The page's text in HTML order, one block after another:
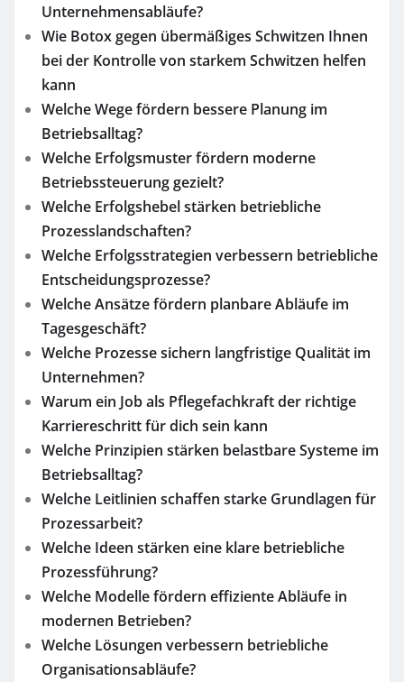
Unternehmensabläufe?
Wie Botox gegen übermäßiges Schwitzen Ihnen
bei der Kontrolle von starkem Schwitzen helfen
kann
Welche Wege fördern bessere Planung im
Betriebsalltag?
Welche Erfolgsmuster fördern moderne
Betriebssteuerung gezielt?
Welche Erfolgshebel stärken betriebliche
Prozesslandschaften?
Welche Erfolgsstrategien verbessern betriebliche
Entscheidungsprozesse?
Welche Ansätze fördern planbare Abläufe im
Tagesgeschäft?
Welche Prozesse sichern langfristige Qualität im
Unternehmen?
Warum ein Job als Pflegefachkraft der richtige
Karriereschritt für dich sein kann
Welche Prinzipien stärken belastbare Systeme im
Betriebsalltag?
Welche Leitlinien schaffen starke Grundlagen für
Prozessarbeit?
Welche Ideen stärken eine klare betriebliche
Prozessführung?
Welche Modelle fördern effiziente Abläufe in
modernen Betrieben?
Welche Lösungen verbessern betriebliche
Organisationsabläufe?